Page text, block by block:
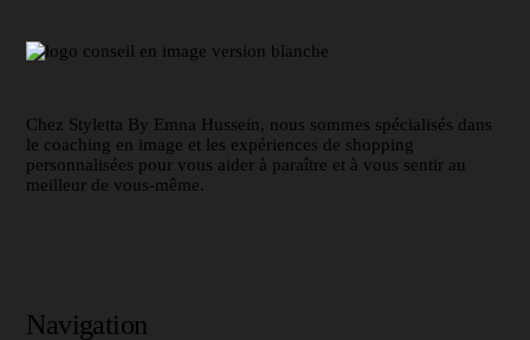
Chez Styletta By Emna Hussein, nous sommes spécialisés dans
le coaching en image et les expériences de shopping
personnalisées pour vous aider à paraître et à vous sentir au
meilleur de vous-même.
Navigation